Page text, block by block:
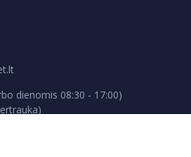
dienomis 08:30 - 17:00)